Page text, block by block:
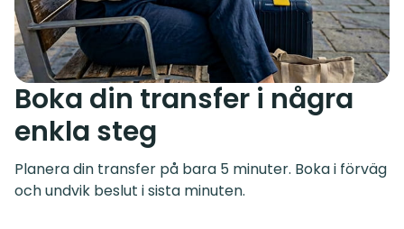
Boka din transfer i några
enkla steg
Planera din transfer på bara 5 minuter. Boka i förväg
och undvik beslut i sista minuten.